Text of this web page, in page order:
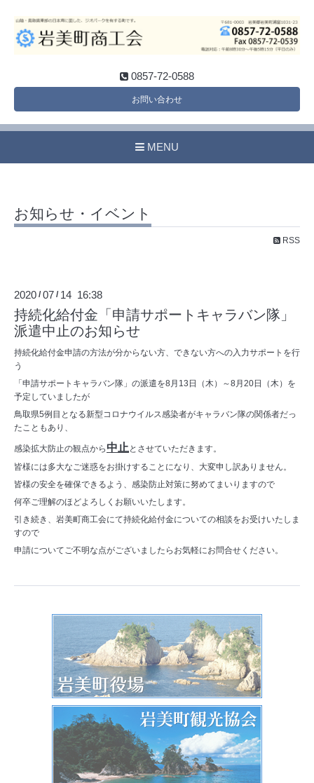
0857-72-0588
お問い合わせ
MENU
お知らせ・イベント
RSS
2020 /07 / 14 16:38
持続化給付金「申請サポートキャラバン隊」
派遣中止のお知らせ
持続化給付金申請の方法が分からない方、できない方への入力サポートを行
う
「申請サポートキャラバン隊」の派遣を8月13日（木）～8月20日（木）を
予定していましたが
鳥取県5例目となる新型コロナウイルス感染者がキャラバン隊の関係者だっ
たこともあり、
感染拡大防止の観点から 中止 とさせていただきます。
皆様には多大なご迷惑をお掛けすることになり、大変申し訳ありません。
皆様の安全を確保できるよう、感染防止対策に努めてまいりますので
何卒ご理解のほどよろしくお願いいたします。
引き続き、岩美町商工会にて持続化給付金についての相談をお受けいたしま
すので
申請についてご不明な点がございましたらお気軽にお問合せください。